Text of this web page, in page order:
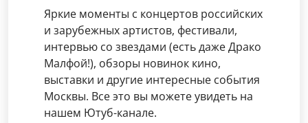
Яркие моменты с концертов российских
и зарубежных артистов, фестивали,
интервью со звездами (есть даже Драко
Малфой!), обзоры новинок кино,
выставки и другие интересные события
Москвы. Все это вы можете увидеть на
нашем Ютуб-канале.